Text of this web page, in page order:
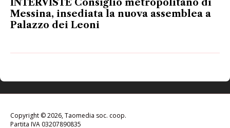
INTERVISTE Consiglio metropolitano di
Messina, insediata la nuova assemblea a
Palazzo dei Leoni
Copyright © 2026, Taomedia soc. coop.
Partita IVA 03207890835